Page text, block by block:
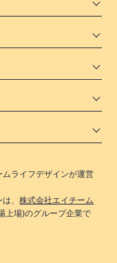
ムライフデザインが運営
は、株式会社エイチーム
上場)のグループ企業で